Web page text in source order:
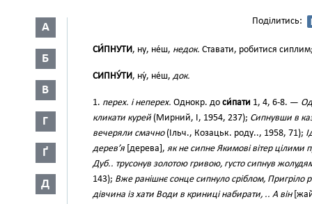
А
Б
В
Г
Ґ
Д
Поділитись:
СИ́ПНУТИ, ну, не́ш, недок. Ставати, робитися
СИПНУ́ТИ, ну́, не́ш, док.
1. перех. і неперех. Однокр. до си́пати 1, 4, 6-8. —
кликати курей (Мирний, І, 1954, 237); Сипнувши в
вечеряли смачно(Ільч., Козацьк. роду.., 1958, 71);
дерев’я [дерева], як не сипне Якимові вітер цілими
Дуб.. трусонув золотою гривою, густо сипнув
143); Вже ранішнє сонце сипнуло сріблом, Пригріло
дівчина із хати Води в криниці набирати, .. А він